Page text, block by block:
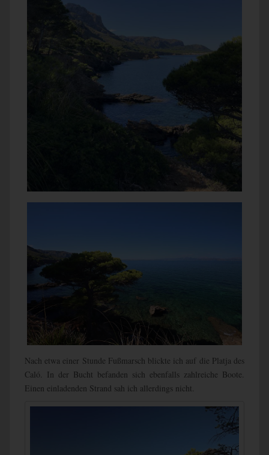
Nach etwa einer Stunde Fußmarsch blickte ich auf die Platja des
Caló. In der Bucht befanden sich ebenfalls zahlreiche Boote.
Einen einladenden Strand sah ich allerdings nicht.